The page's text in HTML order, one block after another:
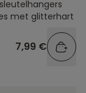
met glitterhart
7,99 €